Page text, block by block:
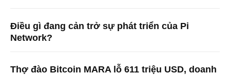
Điều gì đang cản trở sự phát triển của Pi
Network?
Thợ đào Bitcoin MARA lỗ 611 triệu USD, doanh